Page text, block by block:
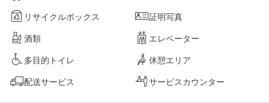
リサイクルボックス 証明写真
酒類 エレベーター
多目的トイレ 休憩エリア
配送サービス サービスカウンター